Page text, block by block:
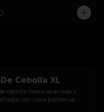
Cebolla XL
cebolla fresca apanada y
con salsa barbecue.